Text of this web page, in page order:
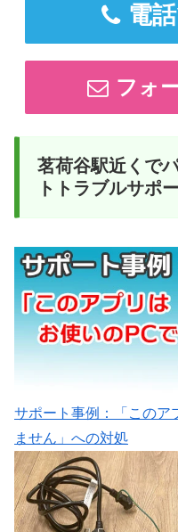
電
フォ
茗荷谷駅近くで
トトラブルサポ
サポート事例：「このア
ません」への対処